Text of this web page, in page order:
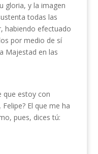
gloria, y la imagen
todas las
habiendo efectuado
por medio de sí
Majestad en las
que estoy con
El que me ha
pues, dices tú: